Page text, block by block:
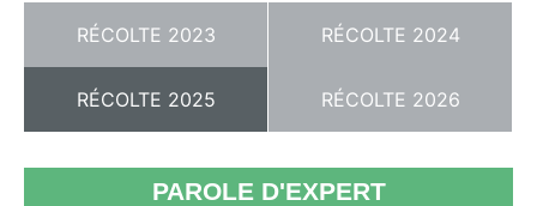
RÉCOLTE 2023 RÉCOLTE 2024
RÉCOLTE 2025 RÉCOLTE 2026
PAROLE D'EXPERT